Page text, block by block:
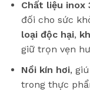
Chất liệu inox
đối cho sức
loại độc hại,
giữ trọn vẹn
Nồi kín hơi,
trong thực